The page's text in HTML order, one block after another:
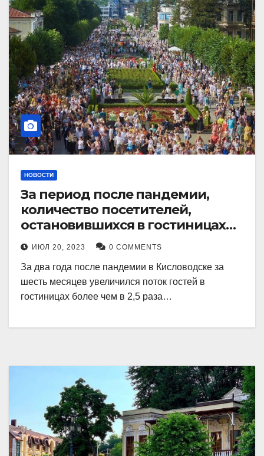
НОВОСТИ
За период после пандемии,
количество посетителей,
остановившихся в гостиницах
Кисловодска, выросло в 2,5 раза.
ИЮЛ 20, 2023 0 COMMENTS
За два года после пандемии в Кисловодске за
шесть месяцев увеличился поток гостей в
гостиницах более чем в 2,5 раза…